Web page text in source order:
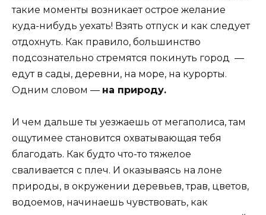
такие моменты возникает острое желание
куда-нибудь уехать! Взять отпуск и как следует
отдохнуть. Как правило, большинство
подсознательно стремятся покинуть город —
едут в сады, деревни, на море, на курорты.
Одним словом — на природу.
И чем дальше ты уезжаешь от мегаполиса, там
ощутимее становится охватывающая тебя
благодать. Как будто что-то тяжелое
сваливается с плеч. И оказываясь на лоне
природы, в окружении деревьев, трав, цветов,
водоемов, начинаешь чувствовать, как